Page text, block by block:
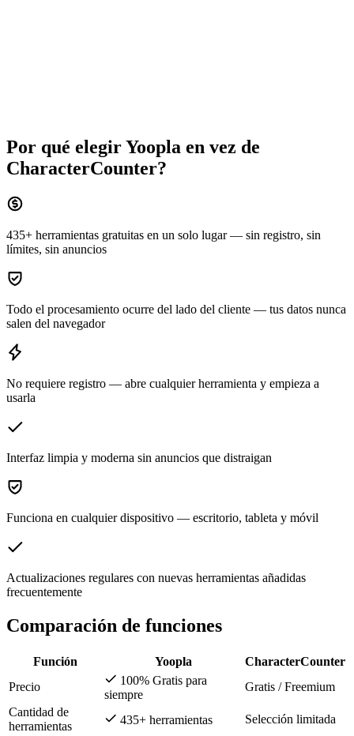
Por qué elegir Yoopla en vez de
CharacterCounter?
435+ herramientas gratuitas en un solo lugar — sin registro, sin
límites, sin anuncios
Todo el procesamiento ocurre del lado del cliente — tus datos nunca
salen del navegador
No requiere registro — abre cualquier herramienta y empieza a
usarla
Interfaz limpia y moderna sin anuncios que distraigan
Funciona en cualquier dispositivo — escritorio, tableta y móvil
Actualizaciones regulares con nuevas herramientas añadidas
frecuentemente
Comparación de funciones
Función Yoopla
CharacterCounter
Precio
100% Gratis para
siempre
Gratis / Freemium
Cantidad de
herramientas
435+ herramientas
Selección limitada